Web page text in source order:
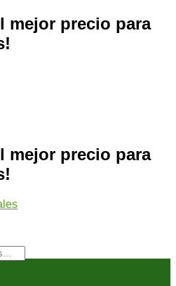
mejor precio para
mejor precio para